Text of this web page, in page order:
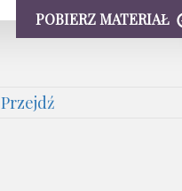
POBIERZ MATERIAŁ
Przejdź